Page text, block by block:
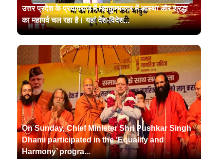
उत्तर प्रदेश के प्रयागराज में महाकुम्भनगर में आस्था और श्रद्धा
का महापर्व चल रहा है। यहां देश-विदेश...
On Sunday, Chief Minister Shri Pushkar Singh
Dhami participated in the ‘Equality and
Harmony’ progra...